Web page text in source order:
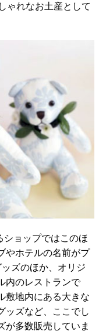
ゃれなお土産として
ョップではこのほ
やホテルの名前がプ
ズのほか、オリジ
内のレストランで
敷地内にある大きな
ッズなど、ここでし
が多数販売していま